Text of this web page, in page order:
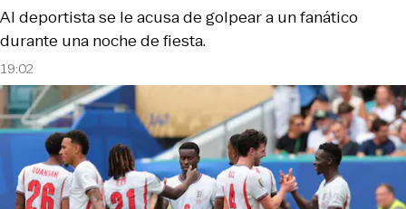
19:02
Al deportista se le acusa de golpear a un fanático
durante una noche de fiesta.